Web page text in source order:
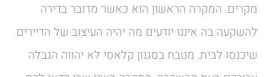
מקרים. המקרה הראשון הוא כאשר מדובר בדירה
להשקעה בה איננו יודעים מה יהיה העיצוב של הדיירים
שיכנסו לבית. מטבח בסגנון קלאסי לא יהווה הגבלה